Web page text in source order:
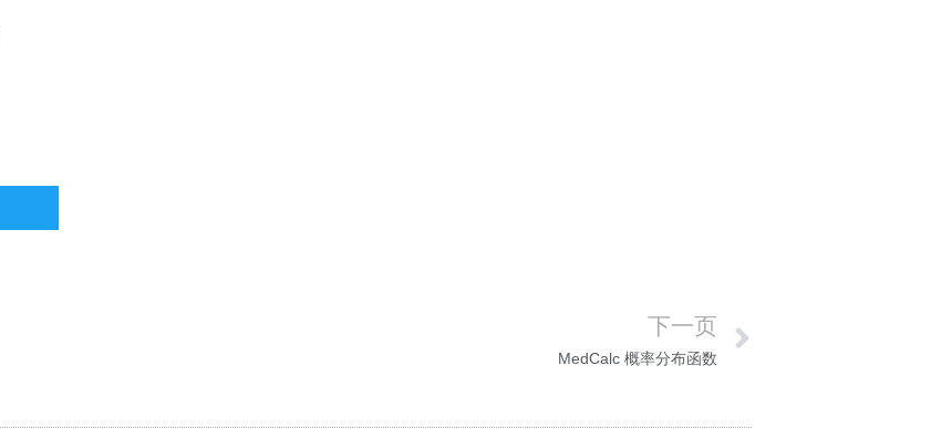
下一页
MedCalc 概率分布函数